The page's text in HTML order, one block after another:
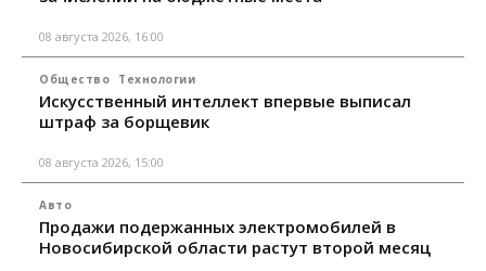
08 августа 2026, 16:00
Общество Технологии
Искусственный интеллект впервые выписал
штраф за борщевик
08 августа 2026, 15:00
Авто
Продажи подержанных электромобилей в
Новосибирской области растут второй месяц